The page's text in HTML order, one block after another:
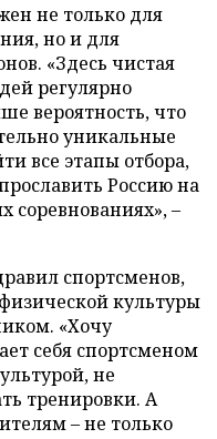
не только для
но и для
«Здесь чистая
регулярно
вероятность, что
уникальные
все этапы отбора,
Россию на
–
спортсменов,
культуры
«Хочу
себя спортсменом
не
тренировки. А
– не только